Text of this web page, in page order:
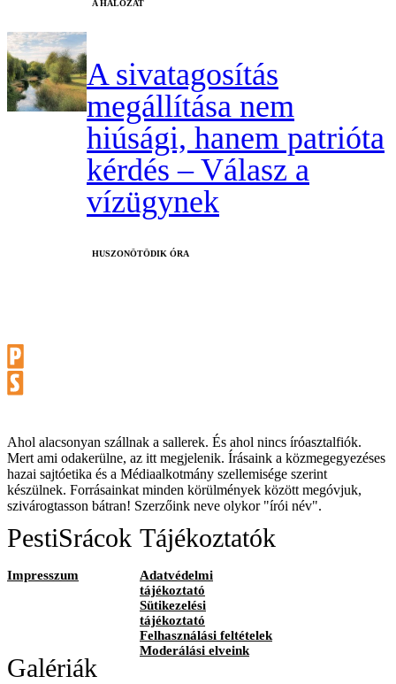
A HÁLÓZAT
A sivatagosítás
megállítása nem
hiúsági, hanem patrióta
kérdés – Válasz a
vízügynek
HUSZONÖTÖDIK ÓRA
Ahol alacsonyan szállnak a sallerek. És ahol nincs íróasztalfiók.
Mert ami odakerülne, az itt megjelenik. Írásaink a közmegegyezéses
hazai sajtóetika és a Médiaalkotmány szellemisége szerint
készülnek. Forrásainkat minden körülmények között megóvjuk,
szivárogtasson bátran! Szerzőink neve olykor "írói név".
PestiSrácok
Impresszum
Tájékoztatók
Adatvédelmi
tájékoztató
Sütikezelési
tájékoztató
Felhasználási feltételek
Moderálási elveink
Galériák